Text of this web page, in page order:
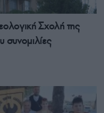
Σχολή της
συνομιλίες